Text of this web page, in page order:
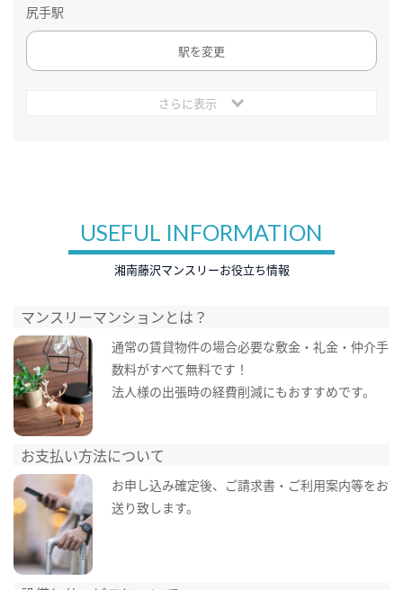
尻手駅
駅を変更
さらに表示
USEFUL INFORMATION
湘南藤沢マンスリーお役立ち情報
マンスリーマンションとは？
通常の賃貸物件の場合必要な敷金・礼金・仲介手
数料がすべて無料です！
法人様の出張時の経費削減にもおすすめです。
お支払い方法について
お申し込み確定後、ご請求書・ご利用案内等をお
送り致します。